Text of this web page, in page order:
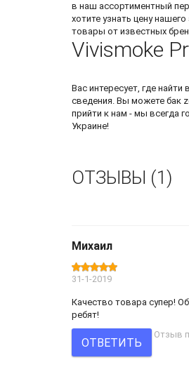
в наш ассортиментный
хотите узнать цену
товары от известных
Vivismoke
Вас интересует, где
сведения. Вы можете бак
прийти к нам - мы всегда
Украине!
ОТЗЫВЫ (1)
Михаил
31-1-2019
Качество товара супер!
ребят!
ОТВЕТИТЬ
Отзыв